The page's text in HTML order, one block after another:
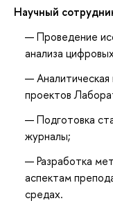
Научный
Проведение
анализа
проектов
Подготовка
журналы;
Разработка
аспектам
средах.